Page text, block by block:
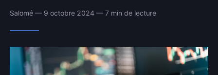
Salomé — 9 octobre 2024 — 7 min de lecture